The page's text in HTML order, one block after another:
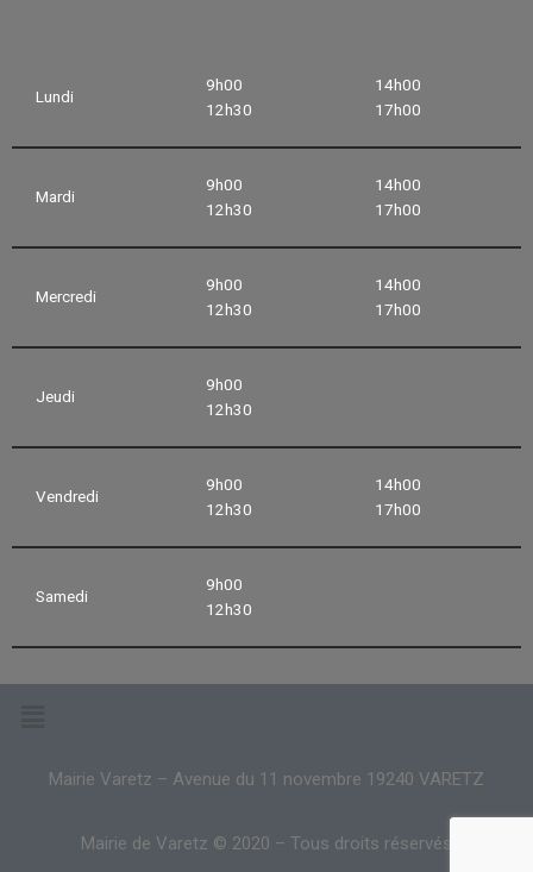
Lundi
9h00
12h30
14h00
17h00
Mardi
9h00
12h30
14h00
17h00
Mercredi
9h00
12h30
14h00
17h00
Jeudi
9h00
12h30
Vendredi
9h00
12h30
14h00
17h00
Samedi
9h00
12h30
Mairie Varetz – Avenue du 11 novembre 19240 VARETZ
Mairie de Varetz © 2020 – Tous droits réservés